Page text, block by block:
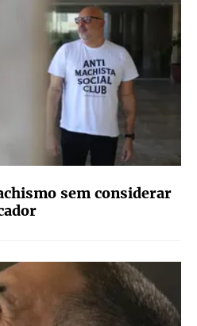
sem considerar